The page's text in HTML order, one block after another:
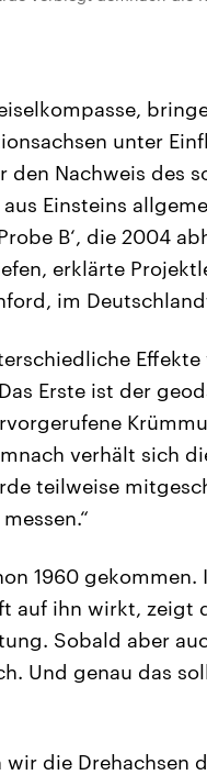
unter
den Nachweis des
Einsteins
B‘, die 2004
erklärte
im
Erste ist der
verhält sich
teilweise
1960 gekommen.
auf ihn wirkt, zeigt
Sobald aber
Und genau das
wir die Drehachsen